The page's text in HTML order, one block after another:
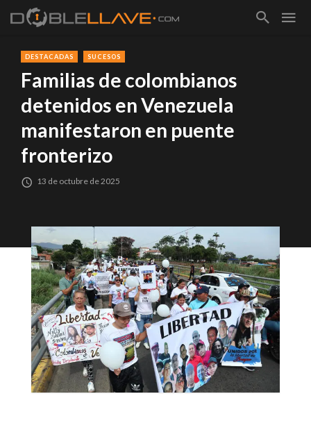
DESTACADAS SUCESOS
Familias de colombianos
detenidos en Venezuela
manifestaron en puente
fronterizo
13 de octubre de 2025